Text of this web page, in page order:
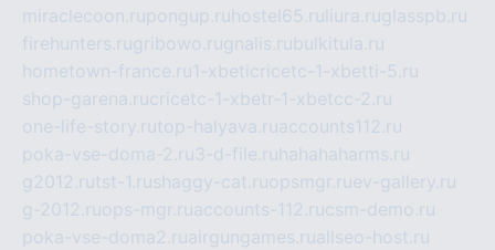
miraclecoon.rupongup.ru hostel65.ru liura.ruglasspb.ru
firehunters.rugribowo.rugnalis.rubulkitula.ru
hometown-france.ru1-xbeticricetc-1-xbetti-5.ru
shop-garena.rucricetc-1-xbetr-1-xbetcc-2.ru
one-life-story.rutop-halyava.ruaccounts112.ru
poka-vse-doma-2.ru3-d-file.ru hahahaharms.ru
g2012.rutst-1.rushaggy-cat.ruopsmgr.ruev-gallery.ru
g-2012.ruops-mgr.ruaccounts-112.rucsm-demo.ru
poka-vse-doma2.ruairgungames.ruallseo-host.ru